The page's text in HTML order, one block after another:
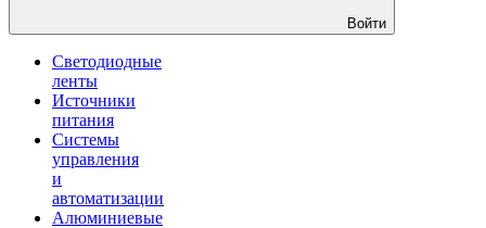
Войти
Светодиодные
ленты
Источники
питания
Системы
управления
и
автоматизации
Алюминиевые